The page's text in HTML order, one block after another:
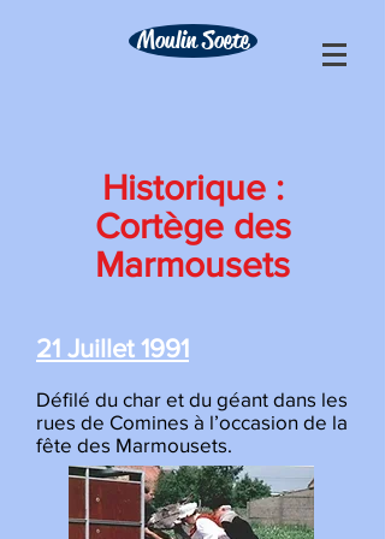
Moulin Soete
Historique :
Cortège des
Marmousets
21 Juillet 1991
Défilé du char et du géant dans les
rues de Comines à l’occasion de la
fête des Marmousets.